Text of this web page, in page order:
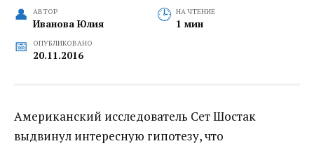
АВТОР
Иванова Юлия
НА ЧТЕНИЕ
1 мин
ОПУБЛИКОВАНО
20.11.2016
Американский исследователь Сет Шостак
выдвинул интересную гипотезу, что